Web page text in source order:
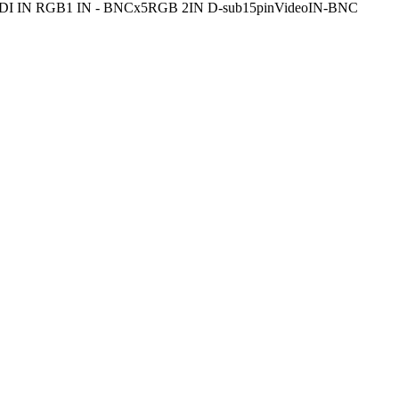
IN RGB1 IN - BNCx5RGB 2IN D-sub15pinVideoIN-BNC